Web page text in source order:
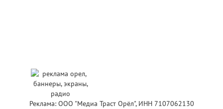
Реклама: ООО "Медиа Траст Орёл", ИНН 7107062130